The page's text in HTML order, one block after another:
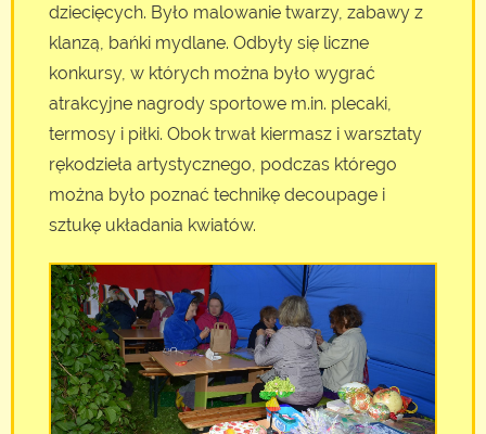
dziecięcych. Było malowanie twarzy, zabawy z
klanzą, bańki mydlane. Odbyły się liczne
konkursy, w których można było wygrać
atrakcyjne nagrody sportowe m.in. plecaki,
termosy i piłki. Obok trwał kiermasz i warsztaty
rękodzieła artystycznego, podczas którego
można było poznać technikę decoupage i
sztukę układania kwiatów.